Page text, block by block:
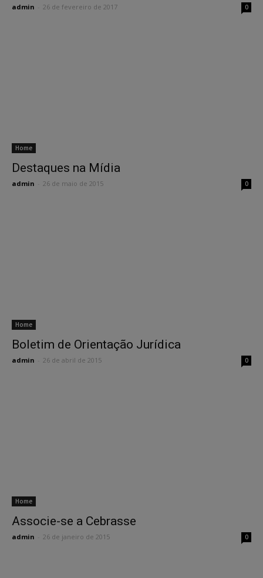
admin 26 de fevereiro de 2017 0
Home
Destaques na Mídia
admin 26 de maio de 2015 0
Home
Boletim de Orientação Jurídica
admin 26 de abril de 2015 0
Home
Associe-se a Cebrasse
admin 26 de janeiro de 2015 0